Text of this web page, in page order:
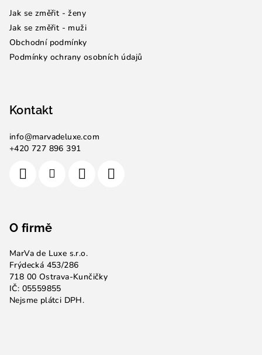
Jak se změřit - ženy
Jak se změřit - muži
Obchodní podmínky
Podmínky ochrany osobních údajů
Kontakt
info@marvadeluxe.com
+420 727 896 391
O firmě
MarVa de Luxe s.r.o.
Frýdecká 453/286
718 00 Ostrava-Kunčičky
IČ: 05559855
Nejsme plátci DPH.